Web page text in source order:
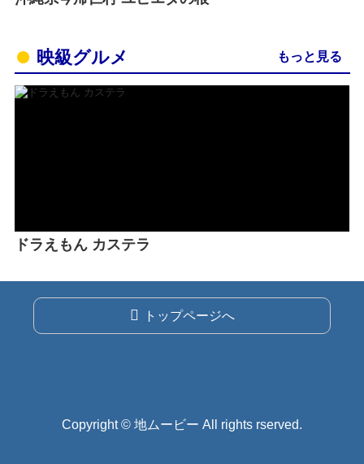
映級グルメ もっと見る
ドラえもん カステラ
トップページへ
Copyright © 地ムービー All rights rserved.